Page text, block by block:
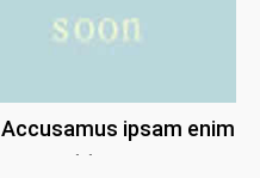
Accusamus ipsam enim
et tempore.